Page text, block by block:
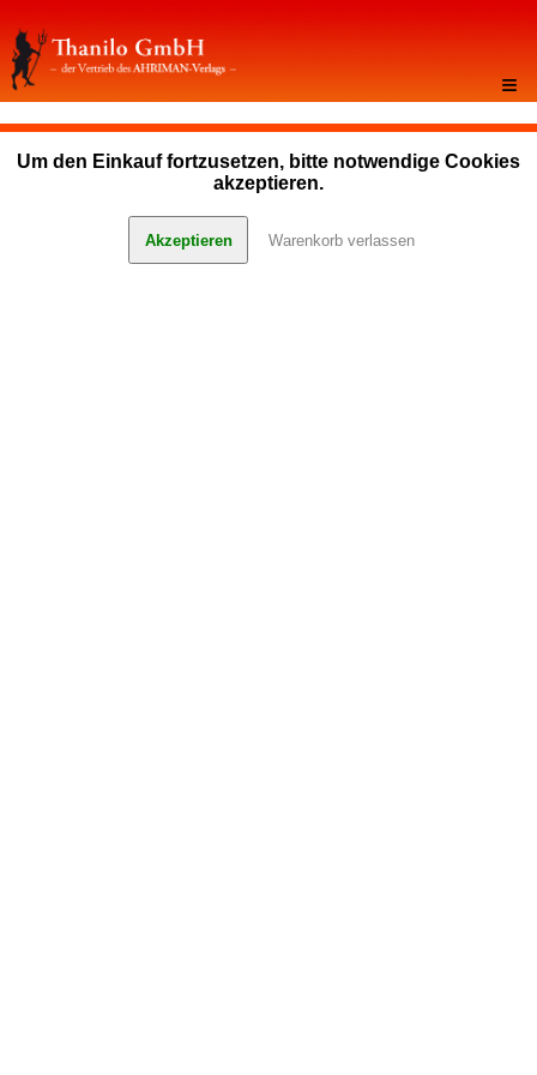
≡
Um den Einkauf fortzusetzen, bitte notwendige Cookies
akzeptieren.
Akzeptieren Warenkorb verlassen